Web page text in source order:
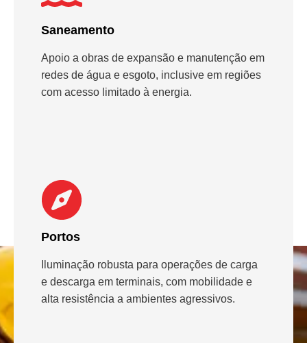
Saneamento
Apoio a obras de expansão e manutenção em
redes de água e esgoto, inclusive em regiões
com acesso limitado à energia.
Portos
Iluminação robusta para operações de carga
e descarga em terminais, com mobilidade e
alta resistência a ambientes agressivos.